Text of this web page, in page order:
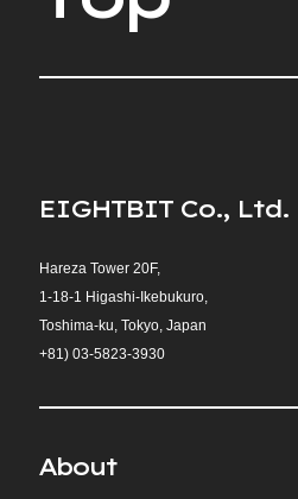
EIGHTBIT Co., Ltd.
Hareza Tower 20F,
1-18-1 Higashi-Ikebukuro,
Toshima-ku, Tokyo, Japan
+81) 03-5823-3930
About